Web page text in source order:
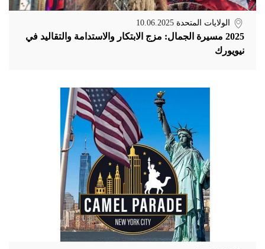
الولايات المتحدة 10.06.2025
2025 مسيرة الجمال: مزج الابتكار والاستدامة والتقاليد في
نيويورك